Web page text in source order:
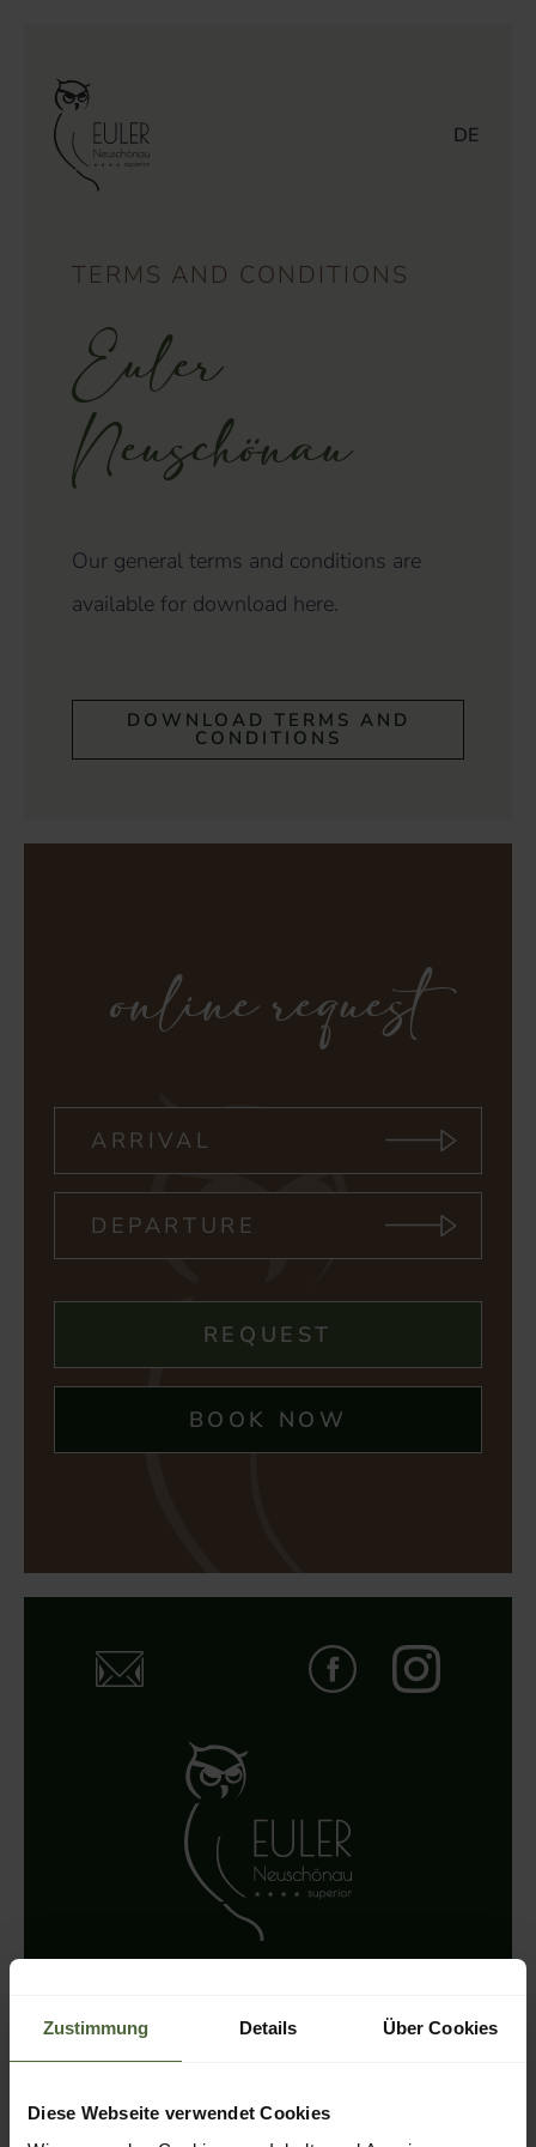
Zustimmung Details Über Cookies
Diese Webseite verwendet Cookies
DE
TERMS AND CONDITIONS
Euler
Neuschönau
Our general terms and conditions are
available for download here.
DOWNLOAD TERMS AND
CONDITIONS
online request
REQUEST
BOOK NOW
EULER NEUSCHÖNAU
Naturhotel & Chalets